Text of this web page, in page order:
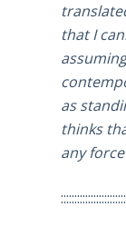
that I
as
thinks
any